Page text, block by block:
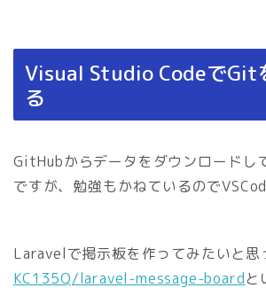
Visual Studio CodeでGit
る
GitHubからデータをダウンロードし
ですが、勉強もかねているので
Laravelで掲示板を作ってみたいと思
KC135Q/laravel-message-boardと